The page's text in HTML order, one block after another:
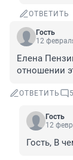
ОТВЕТИТЬ
Гость
12
Елена
отношении
ОТВЕТИТЬ 5
Гость
12
Гость, В